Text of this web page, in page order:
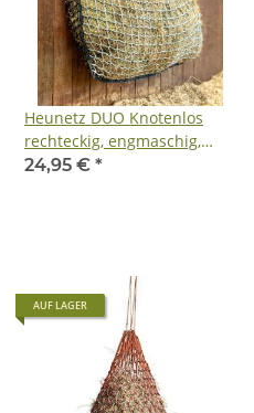
Heunetz DUO Knotenlos
rechteckig, engmaschig,
schwarz - 120x90cm
24,95 € *
AUF LAGER